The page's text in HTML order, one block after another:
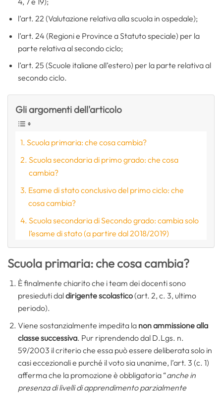
l’art. 22 (Valutazione relativa alla scuola in ospedale);
l’art. 24 (Regioni e Province a Statuto speciale) per la
parte relativa al secondo ciclo;
l’art. 25 (Scuole italiane all’estero) per la parte relativa al
secondo ciclo.
Gli argomenti dell'articolo
Scuola primaria: che cosa cambia?
Scuola secondaria di primo grado: che cosa
cambia?
Esame di stato conclusivo del primo ciclo: che
cosa cambia?
Scuola secondaria di Secondo grado: cambia solo
l’esame di stato (a partire dal 2018/2019)
Scuola primaria: che cosa cambia?
È finalmente chiarito che i team dei docenti sono
presieduti daldirigente scolastico(art. 2, c. 3, ultimo
periodo).
Viene sostanzialmente impedita la non ammissione alla
classe successiva. Pur riprendendo dal D.Lgs. n.
59/2003 il criterio che essa può essere deliberata solo in
casi eccezionali e purché il voto sia unanime, l’art. 3 (c. 1)
afferma che la promozione è obbligatoria “anche in
presenza di livelli di apprendimento parzialmente